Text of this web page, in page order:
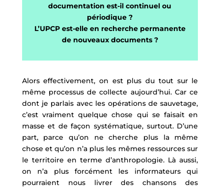
documentation est-il continuel ou
périodique ?
L’UPCP est-elle en recherche permanente
de nouveaux documents ?
Alors effectivement, on est plus du tout sur le
même processus de collecte aujourd’hui. Car ce
dont je parlais avec les opérations de sauvetage,
c’est vraiment quelque chose qui se faisait en
masse et de façon systématique, surtout. D’une
part, parce qu’on ne cherche plus la même
chose et qu’on n’a plus les mêmes ressources sur
le territoire en terme d’anthropologie. Là aussi,
on n’a plus forcément les informateurs qui
pourraient nous livrer des chansons des